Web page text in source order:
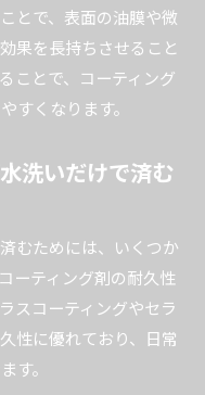
とで、表面の油膜や微
果を長持ちさせること
ことで、コーティング
すくなります。
洗いだけで済む
むためには、いくつか
ーティング剤の耐久性
スコーティングやセラ
性に優れており、日常
す。